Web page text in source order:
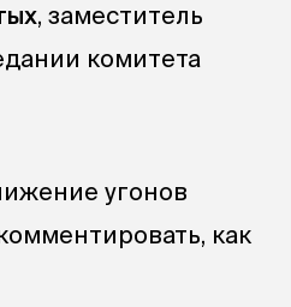
, заместитель
комитета
угонов
как